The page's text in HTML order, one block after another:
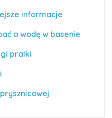
informacje
o wodę w basenie
pralki